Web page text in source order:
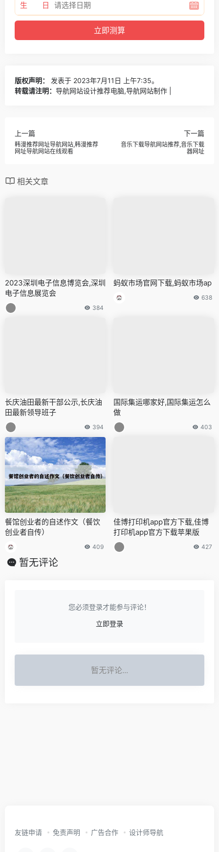
生 日
版权声明：
发表于 2023年7月11日 上午7:35。
转载请注明： 导航网站设计推荐电脑,导航网站制作 |
上一篇
韩漫推荐网址导航网站,韩漫推荐
网址导航网站在线观看
下一篇
音乐下载导航网站推荐,音乐下载
器网址
相关文章
2023深圳电子信息博览会,深圳
电子信息展览会
384
蚂蚁市场官网下载,蚂蚁市场ap
638
长庆油田最新干部公示,长庆油
田最新领导班子
394
国际集运哪家好,国际集运怎么
做
403
餐馆创业者的自述作文（餐饮
创业者自传）
409
佳博打印机app官方下载,佳博
打印机app官方下载苹果版
427
暂无评论
您必须登录才能参与评论！
立即登录
暂无评论...
友链申请 免责声明 广告合作 设计师导航